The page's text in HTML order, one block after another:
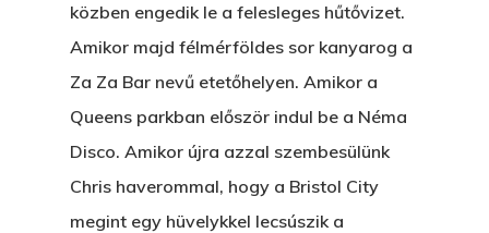
közben engedik le a felesleges hűtővizet.
Amikor majd félmérföldes sor kanyarog a
Za Za Bar nevű etetőhelyen. Amikor a
Queens parkban először indul be a Néma
Disco. Amikor újra azzal szembesülünk
Chris haverommal, hogy a Bristol City
megint egy hüvelykkel lecsúszik a